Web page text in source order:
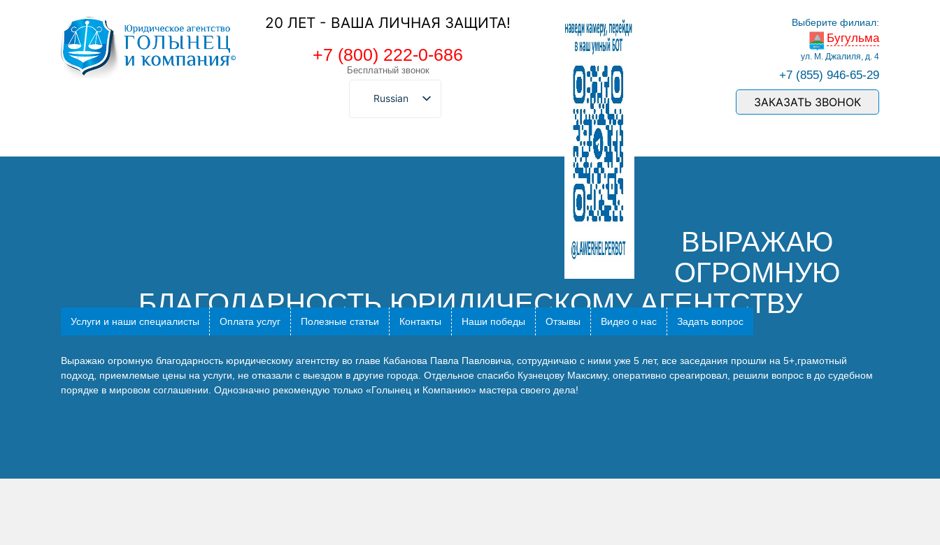
20 ЛЕТ - ВАША ЛИЧНАЯ ЗАЩИТА!
+7 (800) 222-0-686
Бесплатный звонок
Russian
Выберите филиал:
Бугульма
ул. М. Джалиля, д. 4
+7 (855) 946-65-29
ЗАКАЗАТЬ ЗВОНОК
Услуги и наши специалисты Оплата услуг Полезные статьи Контакты Наши победы Отзывы Видео о нас Задать вопрос
ВЫРАЖАЮ
ОГРОМНУЮ
БЛАГОДАРНОСТЬ ЮРИДИЧЕСКОМУ АГЕНТСТВУ
Выражаю огромную благодарность юридическому агентству во главе Кабанова Павла Павловича, сотрудничаю с ними уже 5 лет, все заседания прошли на 5+,грамотный
подход, приемлемые цены на услуги, не отказали с выездом в другие города. Отдельное спасибо Кузнецову Максиму, оперативно среагировал, решили вопрос в до судебном
порядке в мировом соглашении. Однозначно рекомендую только «Голынец и Компанию» мастера своего дела!